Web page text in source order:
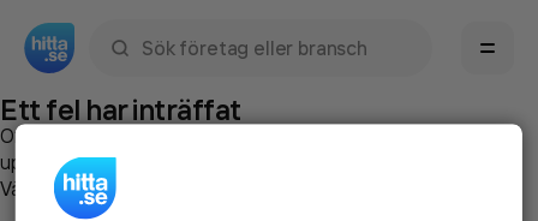
Ett fel har inträffat
Om du vill kan du
uppstod så att vi lättare och snabbare kan avhjälpa det.
Vänligen försök med följande: